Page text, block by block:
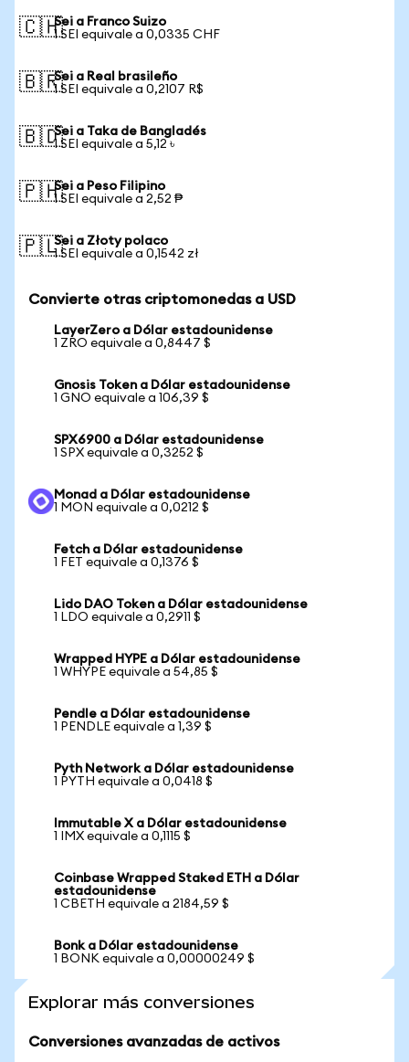
🇨🇭Sei a Franco Suizo
1 SEI equivale a 0,0335 CHF
🇧🇷Sei a Real brasileño
1 SEI equivale a 0,2107 R$
🇧🇩Sei a Taka de Bangladés
1 SEI equivale a 5,12 ৳
🇵🇭Sei a Peso Filipino
1 SEI equivale a 2,52 ₱
🇵🇱Sei a Złoty polaco
1 SEI equivale a 0,1542 zł
Convierte otras criptomonedas a USD
LayerZero a Dólar estadounidense
1 ZRO equivale a 0,8447 $
Gnosis Token a Dólar estadounidense
1 GNO equivale a 106,39 $
SPX6900 a Dólar estadounidense
1 SPX equivale a 0,3252 $
Monad a Dólar estadounidense
1 MON equivale a 0,0212 $
Fetch a Dólar estadounidense
1 FET equivale a 0,1376 $
Lido DAO Token a Dólar estadounidense
1 LDO equivale a 0,2911 $
Wrapped HYPE a Dólar estadounidense
1 WHYPE equivale a 54,85 $
Pendle a Dólar estadounidense
1 PENDLE equivale a 1,39 $
Pyth Network a Dólar estadounidense
1 PYTH equivale a 0,0418 $
Immutable X a Dólar estadounidense
1 IMX equivale a 0,1115 $
Coinbase Wrapped Staked ETH a Dólar
estadounidense
1 CBETH equivale a 2184,59 $
Bonk a Dólar estadounidense
1 BONK equivale a 0,00000249 $
Explorar más conversiones
Conversiones avanzadas de activos